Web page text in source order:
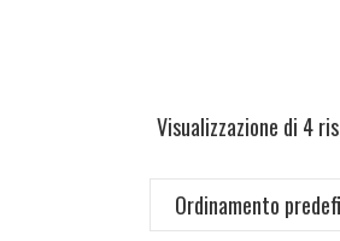
Visualizzazione di 4